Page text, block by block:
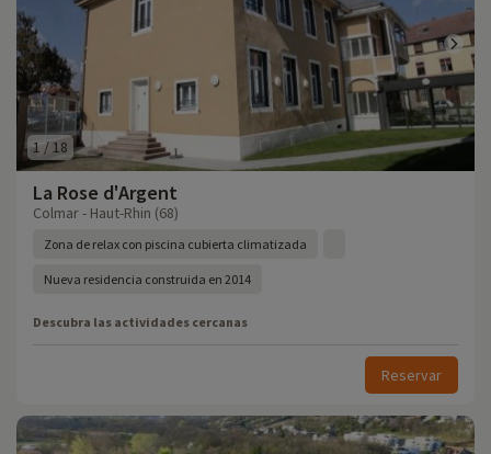
1/18
La Rose d'Argent
Colmar - Haut-Rhin (68)
Zona de relax con piscina cubierta climatizada
Nueva residencia construida en 2014
Descubra las actividades cercanas
Reservar